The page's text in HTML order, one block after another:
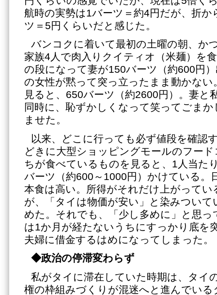
航時の実勢は1バーツ＝約4円だが、折
ツ＝5円くらいだと感じた。
バンコクに着いて最初の土曜の朝、か
家族4人で肉入りクイティオ（米麺）を
の段になって妻が150バーツ（約600円
の女性が黙って突っ立ったまま動かない
見ると、650バーツ（約2600円）。妻と
同時に、恥ずかしくなって笑ってごま
ませた。
以来、どこに行っても必ず値段を確認
どきに大型ショッピングモールのフー
ちが食べているものを見ると、1人当た
バーツ（約600～1000円）かけている。
本食は高い。所得がそれだけ上がって
が、「タイは物価が安い」と染みついて
めた。それでも、「少し多めに」と思っ
は1か月が経たないうちにすっかり底を
夫婦に借金するはめになってしまった。
◆政治の停滞変わらず
私がタイに滞在していた時期は、タイ
権の枠組みづくりが混迷へと進んでい